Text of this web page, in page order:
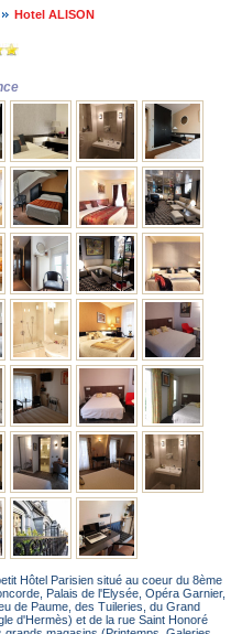
Hotel ALISON
Hôtel Parisien situé au coeur du 8ème
Palais de l'Elysée, Opéra Garnier,
de Paume, des Tuileries, du Grand
d'Hermès) et de la rue Saint Honoré